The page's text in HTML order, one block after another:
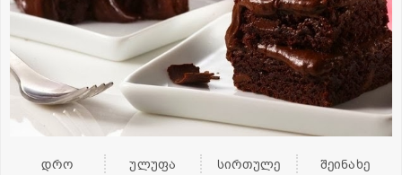
დრო ულუფა სირთულე შეინახე